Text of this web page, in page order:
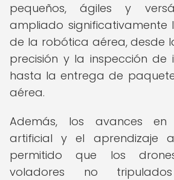
pequeños, ágiles y
ampliado significativamente
de la robótica aérea, desde
precisión y la inspección de
hasta la entrega de
aérea.
Además, los avances en
artificial y el aprendizaje
permitido que los
voladores no